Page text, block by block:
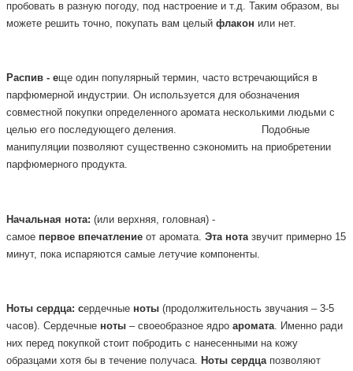
пробовать в разную погоду, под настроение и т.д. Таким образом, вы
можете решить точно, покупать вам целый флакон или нет.
Распив - еще один популярный термин, часто встречающийся в
парфюмерной индустрии. Он используется для обозначения
совместной покупки определенного аромата несколькими людьми с
целью его последующего деления.
Подобные
манипуляции позволяют существенно сэкономить на приобретении
парфюмерного продукта.
Начальная нота: (или верхняя, головная) -
самое первое впечатление от аромата. Эта нота звучит примерно 15
минут, пока испаряются самые летучие компоненты.
Ноты сердца: сердечные ноты (продолжительность звучания – 3-5
часов). Сердечные ноты – своеобразное ядро аромата. Именно ради
них перед покупкой стоит побродить с нанесенными на кожу
образцами хотя бы в течение получаса. Ноты сердцапозволяют